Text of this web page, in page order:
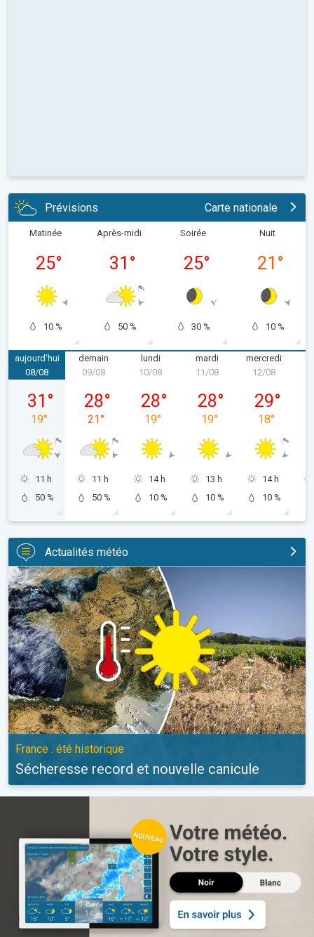
Prévisions Carte nationale
Matinée
25°
10 %
Après-midi
31 °
50 %
Soirée
25°
30 %
Nuit
21 °
10 %
aujourd'hui
samedi 08/08
08/08
31 °
19°
11 h
50 %
demain
dimanche 09/08
09/08
28°
21°
11 h
50 %
lundi
10/08
28°
19°
14 h
10 %
mardi
11/08
28°
19°
13 h
10 %
mercredi
12/08
29°
18°
14 h
10 %
Actualités météo
Sécheresse record et nouvelle canicule. France : été
France : été historique
Sécheresse record et nouvelle canicule